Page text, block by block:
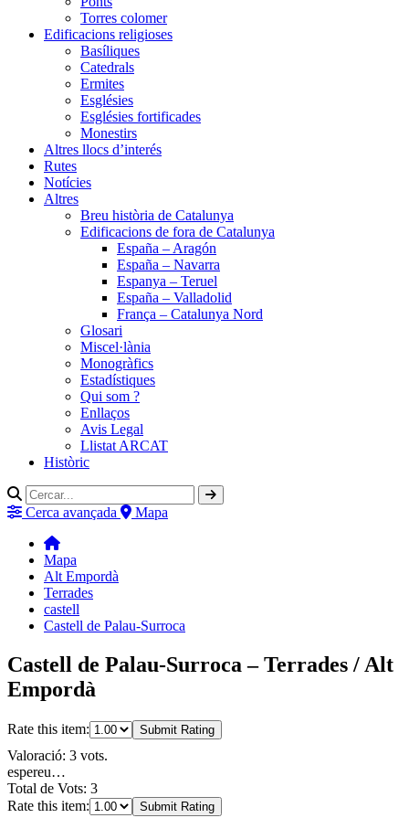
Torres colomer
Edificacions religioses
Basíliques
Catedrals
Ermites
Esglésies
Esglésies fortificades
Monestirs
Altres llocs d’interés
Rutes
Notícies
Altres
Breu història de Catalunya
Edificacions de fora de Catalunya
España – Aragón
España – Navarra
Espanya – Teruel
España – Valladolid
França – Catalunya Nord
Glosari
Miscel·lània
Monogràfics
Estadístiques
Qui som ?
Enllaços
Avis Legal
Llistat ARCAT
Històric
Cerca avançada Mapa
Mapa
Alt Empordà
Terrades
castell
Castell de Palau-Surroca
Castell de Palau-Surroca – Terrades / Alt
Empordà
Rate this item: Submit Rating
Valoració: 3 vots.
espereu…
Total de Vots: 3
Rate this item:
Submit Rating